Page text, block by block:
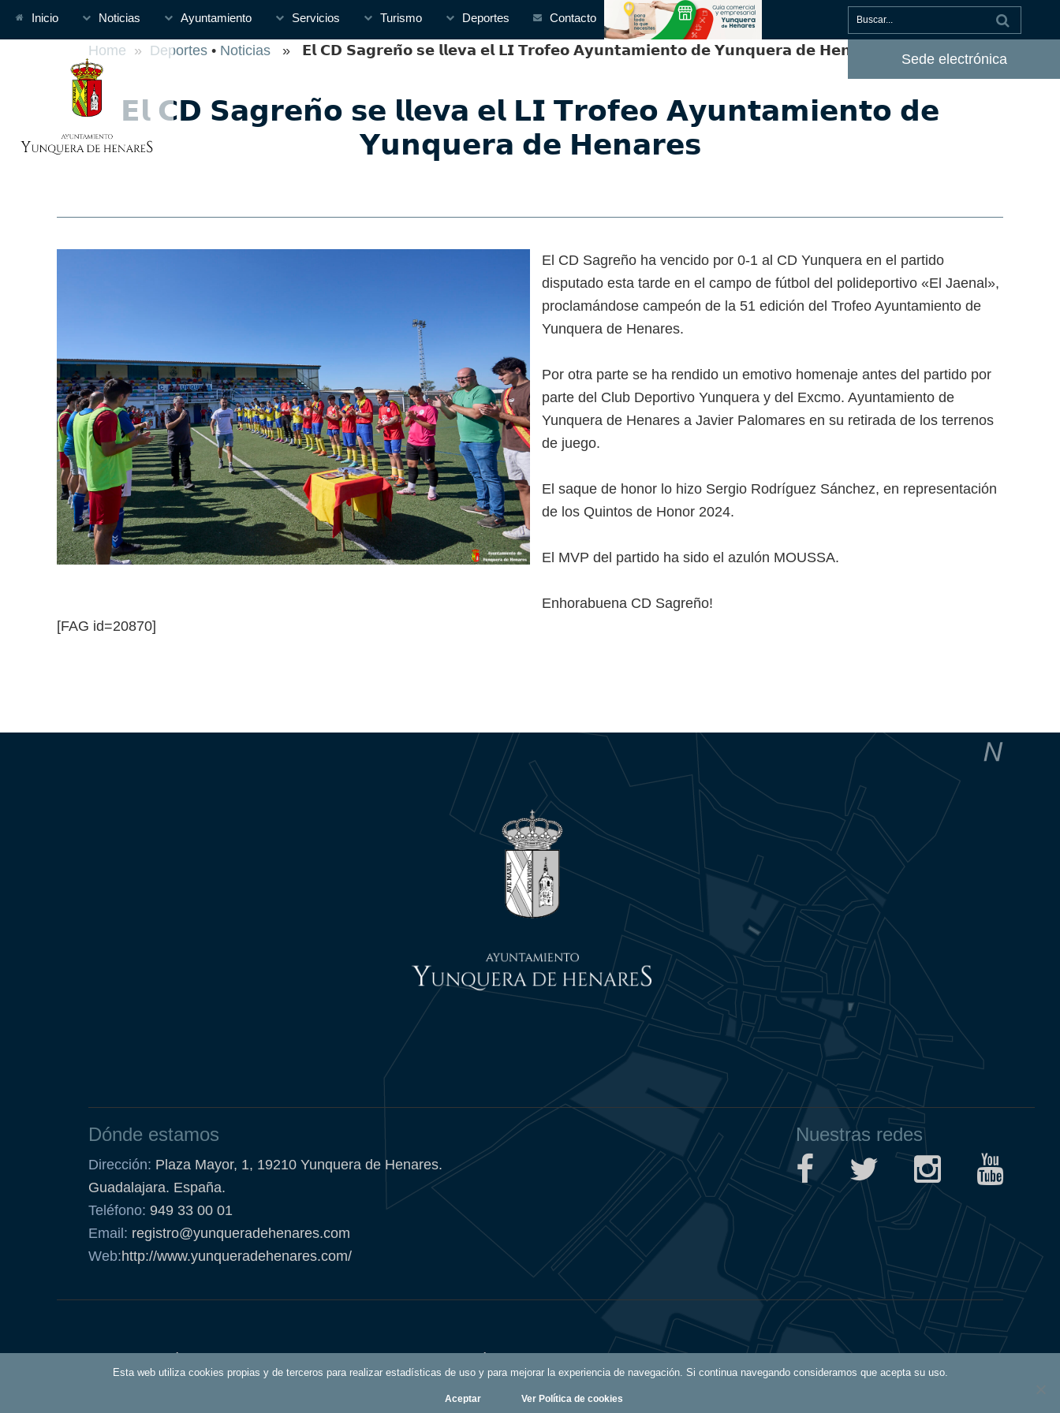
Inicio Noticias Ayuntamiento Servicios Turismo Deportes Contacto
Sede electrónica
Home » Deportes • Noticias » 𝗘𝗹 𝗖𝗗 𝗦𝗮𝗴𝗿𝗲𝗻̃𝗼 𝘀𝗲 𝗹𝗹𝗲𝘃𝗮 𝗲𝗹 𝗟𝗜 𝗧𝗿𝗼𝗳𝗲𝗼 𝗔𝘆𝘂𝗻𝘁𝗮𝗺𝗶𝗲𝗻𝘁𝗼 𝗱𝗲 𝗬𝘂𝗻𝗾𝘂𝗲𝗿𝗮 𝗱𝗲 𝗛𝗲𝗻𝗮𝗿𝗲𝘀
𝗘𝗹 𝗖𝗗 𝗦𝗮𝗴𝗿𝗲𝗻̃𝗼 𝘀𝗲 𝗹𝗹𝗲𝘃𝗮 𝗲𝗹 𝗟𝗜 𝗧𝗿𝗼𝗳𝗲𝗼 𝗔𝘆𝘂𝗻𝘁𝗮𝗺𝗶𝗲𝗻𝘁𝗼 𝗱𝗲
𝗬𝘂𝗻𝗾𝘂𝗲𝗿𝗮 𝗱𝗲 𝗛𝗲𝗻𝗮𝗿𝗲𝘀
El CD Sagreño ha vencido por 0-1 al CD Yunquera en el partido
disputado esta tarde en el campo de fútbol del polideportivo «El Jaenal»,
proclamándose campeón de la 51 edición del Trofeo Ayuntamiento de
Yunquera de Henares.
Por otra parte se ha rendido un emotivo homenaje antes del partido por
parte del Club Deportivo Yunquera y del Excmo. Ayuntamiento de
Yunquera de Henares a Javier Palomares en su retirada de los terrenos
de juego.
El saque de honor lo hizo Sergio Rodríguez Sánchez, en representación
de los Quintos de Honor 2024.
El MVP del partido ha sido el azulón MOUSSA.
Enhorabuena CD Sagreño!
[FAG id=20870]
Esta web utiliza cookies propias y de terceros para realizar estadísticas de uso y para mejorar la experiencia de navegación. Si continua navegando consideramos que acepta su uso.
Aceptar Ver Política de cookies
Dónde estamos
Dirección: Plaza Mayor, 1, 19210 Yunquera de Henares.
Guadalajara. España.
Teléfono: 949 33 00 01
Email: registro@yunqueradehenares.com
Web:http://www.yunqueradehenares.com/
Nuestras redes